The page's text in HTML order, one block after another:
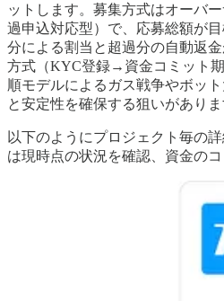
ットします。募集方式はオーバ
過申込対応型）で、応募総額が
分による割当と超過分の自動返
方式（KYC登録→資金コミット
順モデルによるガス戦争やボッ
と安定性を確保する狙いがありま
以下のようにプロジェクト毎の
は現時点の状況を確認、資金の